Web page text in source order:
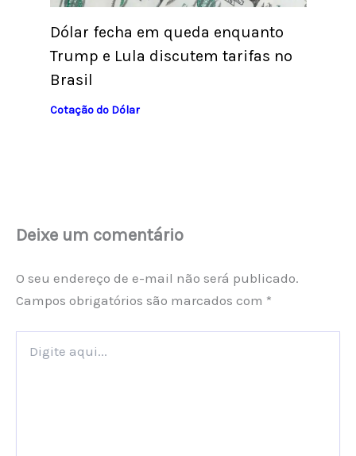
Dólar fecha em queda enquanto
Trump e Lula discutem tarifas no
Brasil
Cotação do Dólar
Deixe um comentário
O seu endereço de e-mail não será publicado.
Campos obrigatórios são marcados com *
aqui...